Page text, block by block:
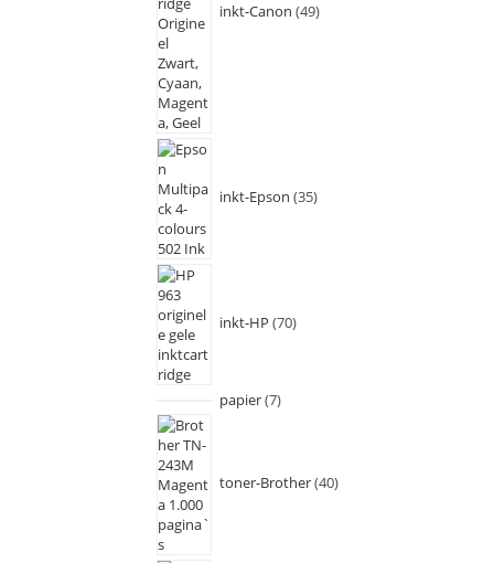
inkt-Canon 49
inkt-Epson 35
inkt-HP 70
papier 7
toner-Brother 40